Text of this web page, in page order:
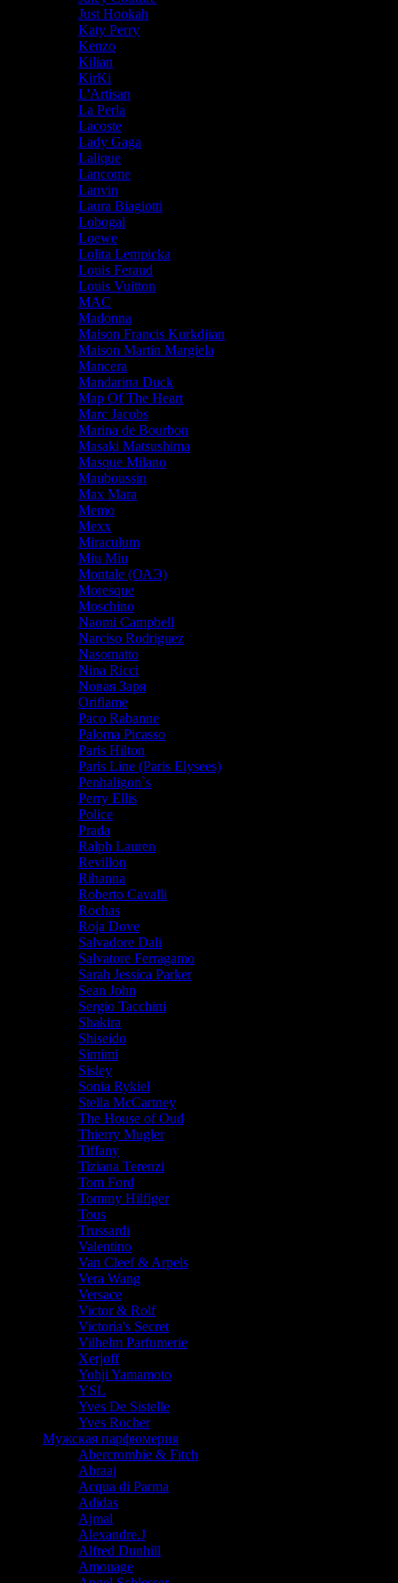
Just Hookah
Katy Perry
Kenzo
Kilian
KirKi
L'Artisan
La Perla
Lacoste
Lady Gaga
Lalique
Lancome
Lanvin
Laura Biagiotti
Lobogal
Loewe
Lolita Lempicka
Louis Feraud
Louis Vuitton
MAC
Madonna
Maison Francis Kurkdjian
Maison Martin Margiela
Mancera
Mandarina Duck
Map Of The Heart
Marc Jacobs
Marina de Bourbon
Masaki Matsushima
Masque Milano
Mauboussin
Max Mara
Memo
Mexx
Miraculum
Miu Miu
Montale (ОАЭ)
Moresque
Moschino
Naomi Campbell
Narciso Rodriguez
Nasomatto
Nina Ricci
Nовая Заря
Oriflame
Paco Rabanne
Paloma Picasso
Paris Hilton
Paris Line (Paris Elysees)
Penhaligon`s
Perry Ellis
Police
Prada
Ralph Lauren
Revillon
Rihanna
Roberto Cavalli
Rochas
Roja Dove
Salvadore Dali
Salvatore Ferragamo
Sarah Jessica Parker
Sean John
Sergio Tacchini
Shakira
Shiseido
Simimi
Sisley
Sonia Rykiel
Stella McCartney
The House of Oud
Thierry Mugler
Tiffany
Tiziana Terenzi
Tom Ford
Tommy Hilfiger
Tous
Trussardi
Valentino
Van Cleef & Arpels
Vera Wang
Versace
Victor & Rolf
Victoria's Secret
Vilhelm Parfumerie
Xerjoff
Yohji Yamamoto
YSL
Yves De Sistelle
Yves Rocher
Мужская парфюмерия
Abercrombie & Fitch
Abraaj
Acqua di Parma
Adidas
Ajmal
Alexandre.J
Alfred Dunhill
Amouage